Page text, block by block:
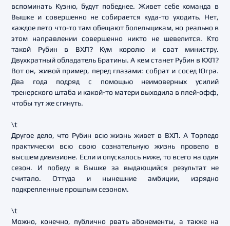
вспоминать Кузню, будут победнее. Живет себе команда в
Вышке и совершенно не собирается куда-то уходить. Нет,
каждое лето что-то там обещают болельщикам, но реально в
этом направлении совершенно никто не шевелится. Кто
такой Рубин в ВХЛ? Кум королю и сват министру.
Двухкратный обладатель Братины. А кем станет Рубин в КХЛ?
Вот он, живой пример, перед глазами: собрат и сосед Югра.
Два года подряд с помощью неимоверных усилий
тренерского штаба и какой-то матери выходила в плей-офф,
чтобы тут же сгинуть.
\t
Другое дело, что Рубин всю жизнь живет в ВХЛ. А Торпедо
практически всю свою сознательную жизнь провело в
высшем дивизионе. Если и опускалось ниже, то всего на один
сезон. И победу в Вышке за выдающийся результат не
считало. Оттуда и нынешние амбиции, изрядно
подкрепленные прошлым сезоном.
\t
Можно, конечно, публично рвать абонементы, а также на